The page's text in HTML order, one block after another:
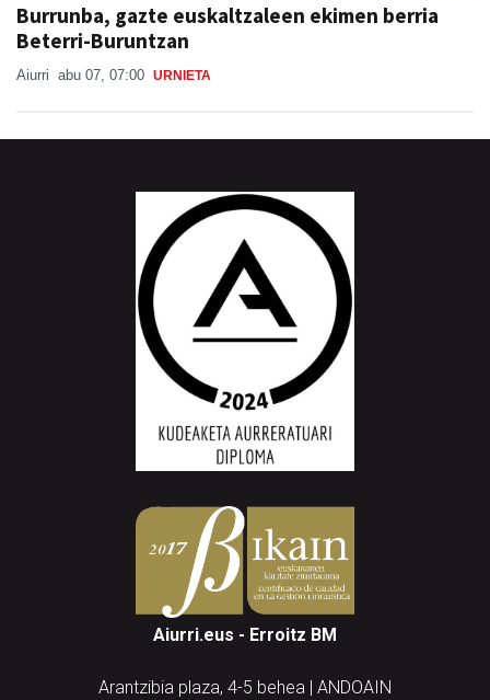
Burrunba, gazte euskaltzaleen ekimen berria
Beterri-Buruntzan
Aiurri abu 07, 07:00 URNIETA
Aiurri.eus - Erroitz BM
Arantzibia plaza, 4-5 behea | ANDOAIN